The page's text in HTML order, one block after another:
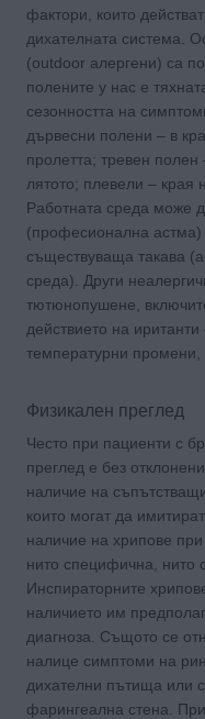
фактори, които
дихателната система.
(outdoor алергени) са
полените у нас е
сезонността на
дървесни полени – в
пролетта; тревен
лятото; плевели – края
Работната среда може
(професионална астма)
съществуваща такава
среда). Други
тютюнопушене,
действието на
температурни промени,
Физикален преглед
Често при пациенти с
преглед е без
наличие на
които могат да
наличие на хрипове
нито специфична, нито
Инспираторните
наличието им
диагноза. Същото се
налице симптоми на
дихателни пътища или
фарингеална стена.